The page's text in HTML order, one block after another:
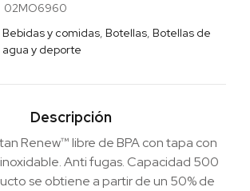
02MO6960
Bebidas y comidas, Botellas, Botellas de
agua y deporte
Descripción
Renew™ libre de BPA con tapa con
Anti fugas. Capacidad 500
se obtiene a partir de un 50% de